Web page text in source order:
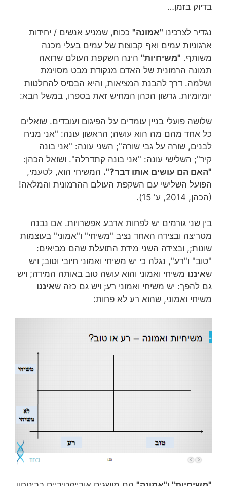
בדיוק בזמן…
נגדיר לצרכינו "אמונה" ככוח, שמניע אנשים / יחידות
ארגוניות עמים ואף קבוצות של עמים בעלי מכנה
משותף. "משיחיות" הינה השקפת העולם שרואה
תמונה הרמונית של האדם מנקודת מבט מסוימת
ושלמה. דרך להבנת המציאות, והיא הבסיס להחלטות
יומיומיות. גרשון הכהן המחיש זאת בספרו, במשל הבא:
שלושה פועלי בניין עומדים על הפיגום ועובדים. שואלים
כל אחד מהם מה הוא עושה; הראשון עונה: "אני מניח
לבנים, שורה על גבי שורה"; השני עונה: "אני בונה
קיר"; השלישי עונה: "אני בונה קתדרלה". ושואל הכהן:
"האם הם עושים אותו דבר?". המשיחי הוא, לטעמי,
הפועל השלישי עם השקפת העולם ההרמונית והמלאה!
(הכהן, 2014, ע' 15).
בין שני גורמים יש לפחות ארבע אפשרויות. אם נבנה
מטריצה ובצידה האחד נציב "משיחי" ו"אמוני" בעוצמות
שונות;, ובצידה השני מידת התועלת שהם מביאים:
"טוב" ו"רע", נגלה כי יש משיחי ואמוני חיובי וטוב; ויש
שאיננו משיחי ואמוני והוא עושה טוב באותה המידה; ויש
גם להפך: יש משיחי ואמוני רע; ויש גם כזה שאיננו
משיחי ואמוני, שהוא רע לא פחות: